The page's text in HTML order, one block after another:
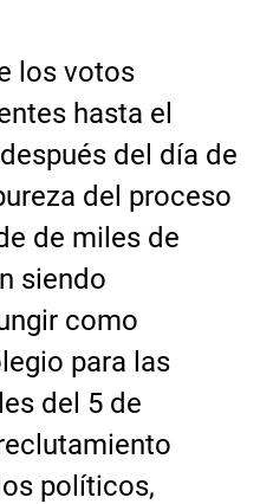
los votos
hasta el
del día de
del proceso
de miles de
siendo
como
para las
del 5 de
políticos,